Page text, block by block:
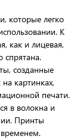
которые легко
К
как и лицевая,
созданные
картинках,
печати.
в волокна и
Принты